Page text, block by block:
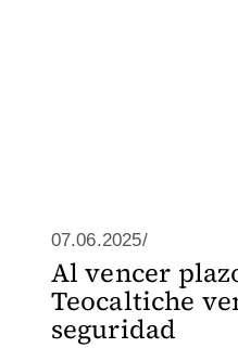
07.06.2025/
Al vencer
Teocaltiche
seguridad